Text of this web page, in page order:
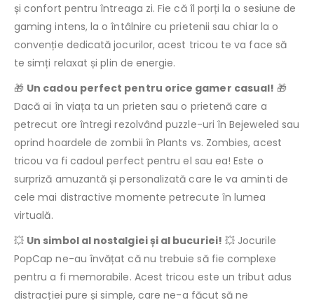
și confort pentru întreaga zi. Fie că îl porți la o sesiune de
gaming intens, la o întâlnire cu prietenii sau chiar la o
convenție dedicată jocurilor, acest tricou te va face să
te simți relaxat și plin de energie.
🎁 Un cadou perfect pentru orice gamer casual! 🎁
Dacă ai în viața ta un prieten sau o prietenă care a
petrecut ore întregi rezolvând puzzle-uri în Bejeweled sau
oprind hoardele de zombii în Plants vs. Zombies, acest
tricou va fi cadoul perfect pentru el sau ea! Este o
surpriză amuzantă și personalizată care le va aminti de
cele mai distractive momente petrecute în lumea
virtuală.
💥 Un simbol al nostalgiei și al bucuriei! 💥 Jocurile
PopCap ne-au învățat că nu trebuie să fie complexe
pentru a fi memorabile. Acest tricou este un tribut adus
distracției pure și simple, care ne-a făcut să ne